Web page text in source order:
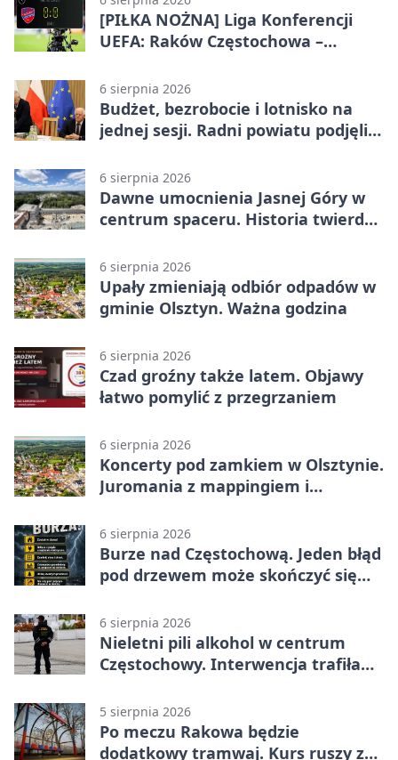
[PIŁKA NOŻNA] Liga Konferencji
UEFA: Raków Częstochowa –
meczu III rundy eliminacji
6 sierpnia 2026
Budżet, bezrobocie i lotnisko na
jednej sesji. Radni powiatu podjęli
6 sierpnia 2026
Dawne umocnienia Jasnej Góry w
centrum spaceru. Historia twierdzy
6 sierpnia 2026
Upały zmieniają odbiór odpadów w
gminie Olsztyn. Ważna godzina
6 sierpnia 2026
Czad groźny także latem. Objawy
łatwo pomylić z przegrzaniem
6 sierpnia 2026
Koncerty pod zamkiem w Olsztynie.
Juromania z mappingiem i
6 sierpnia 2026
Burze nad Częstochową. Jeden błąd
pod drzewem może skończyć się
6 sierpnia 2026
Nieletni pili alkohol w centrum
Częstochowy. Interwencja trafiła
5 sierpnia 2026
Po meczu Rakowa będzie
dodatkowy tramwaj. Kurs ruszy ze